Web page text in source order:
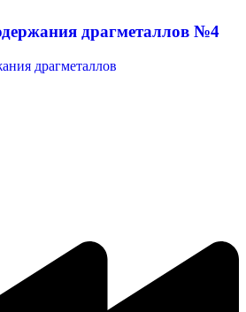
драгметаллов №4
драгметаллов